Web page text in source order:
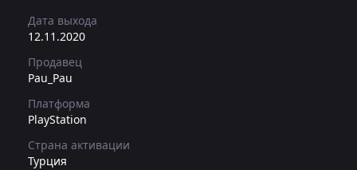
Дата выхода
12.11.2020
Продавец
Pau_Pau
Платформа
PlayStation
Страна активации
Турция